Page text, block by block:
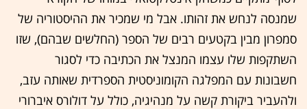
שמנסה לנחש את זהותו. אבל מי שמכיר את ההיסטוריה של
סמפרון מבין בקטעים רבים של הספר (החלשים שבהם), שזו
השתקפות שלו עצמו המנצל את הכתיבה כדי לסגור
חשבונות עם המפלגה הקומוניסטית הספרדית שאותה עזב,
ולהעביר ביקורת קשה על מנהיגיה, כולל על דולורס איברורי